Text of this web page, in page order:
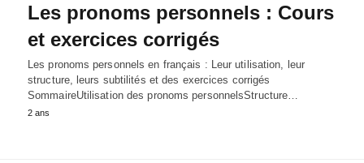
Les pronoms personnels : Cours
et exercices corrigés
Les pronoms personnels en français : Leur utilisation, leur
structure, leurs subtilités et des exercices corrigés
SommaireUtilisation des pronoms personnelsStructure…
2 ans